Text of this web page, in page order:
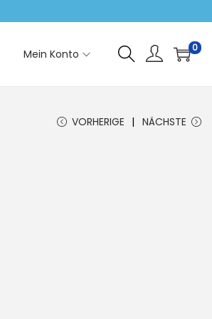
Mein Konto 0
VORHERIGE NÄCHSTE